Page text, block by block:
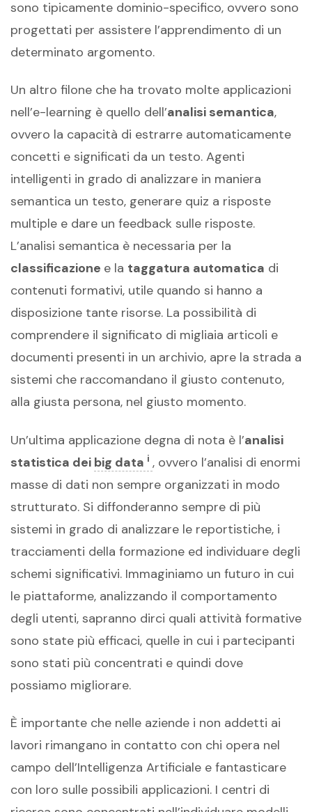
sono tipicamente dominio-specifico, ovvero sono
progettati per assistere l’apprendimento di un
determinato argomento.
Un altro filone che ha trovato molte applicazioni
nell’e-learning è quello dell’analisi semantica,
ovvero la capacità di estrarre automaticamente
concetti e significati da un testo. Agenti
intelligenti in grado di analizzare in maniera
semantica un testo, generare quiz a risposte
multiple e dare un feedback sulle risposte.
L’analisi semantica è necessaria per la
classificazione e la taggatura automatica di
contenuti formativi, utile quando si hanno a
disposizione tante risorse. La possibilità di
comprendere il significato di migliaia articoli e
documenti presenti in un archivio, apre la strada a
sistemi che raccomandano il giusto contenuto,
alla giusta persona, nel giusto momento.
Un’ultima applicazione degna di nota è l’analisi
statistica dei big data i , ovvero l’analisi di enormi
masse di dati non sempre organizzati in modo
strutturato. Si diffonderanno sempre di più
sistemi in grado di analizzare le reportistiche, i
tracciamenti della formazione ed individuare degli
schemi significativi. Immaginiamo un futuro in cui
le piattaforme, analizzando il comportamento
degli utenti, sapranno dirci quali attività formative
sono state più efficaci, quelle in cui i partecipanti
sono stati più concentrati e quindi dove
possiamo migliorare.
È importante che nelle aziende i non addetti ai
lavori rimangano in contatto con chi opera nel
campo dell’Intelligenza Artificiale e fantasticare
con loro sulle possibili applicazioni. I centri di